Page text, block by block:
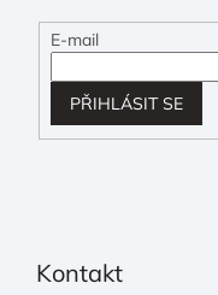
E-mail
PŘIHLÁSIT SE
Kontakt